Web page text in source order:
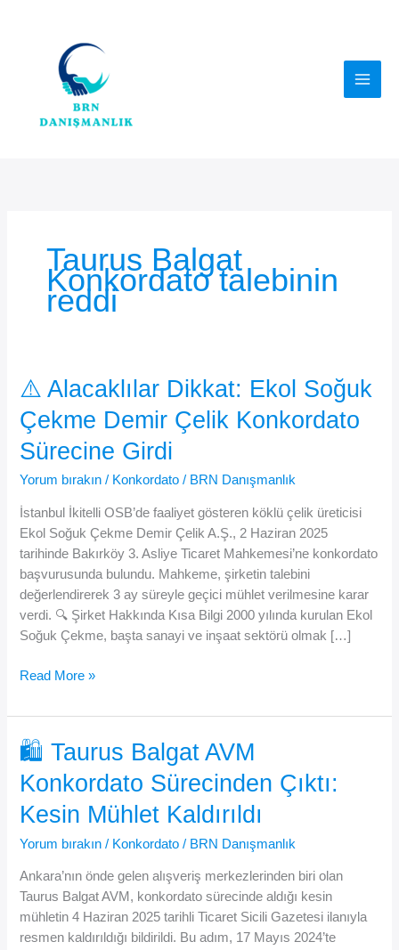
Taurus Balgat
Konkordato talebinin
reddi
⚠️ Alacaklılar Dikkat: Ekol Soğuk
Çekme Demir Çelik Konkordato
Sürecine Girdi
Yorum bırakın / Konkordato / BRN Danışmanlık
İstanbul İkitelli OSB’de faaliyet gösteren köklü çelik üreticisi
Ekol Soğuk Çekme Demir Çelik A.Ş., 2 Haziran 2025
tarihinde Bakırköy 3. Asliye Ticaret Mahkemesi’ne konkordato
başvurusunda bulundu. Mahkeme, şirketin talebini
değerlendirerek 3 ay süreyle geçici mühlet verilmesine karar
verdi. 🔍 Şirket Hakkında Kısa Bilgi 2000 yılında kurulan Ekol
Soğuk Çekme, başta sanayi ve inşaat sektörü olmak […]
⚠️
Dikkat:
Ekol
Soğuk
Çekme
Çelik
Konkordato
Girdi
Read More »
🛍️ Taurus Balgat AVM
Konkordato Sürecinden Çıktı:
Kesin Mühlet Kaldırıldı
Yorum bırakın / Konkordato / BRN Danışmanlık
Ankara’nın önde gelen alışveriş merkezlerinden biri olan
Taurus Balgat AVM, konkordato sürecinde aldığı kesin
mühletin 4 Haziran 2025 tarihli Ticaret Sicili Gazetesi ilanıyla
resmen kaldırıldığı bildirildi. Bu adım, 17 Mayıs 2024’te